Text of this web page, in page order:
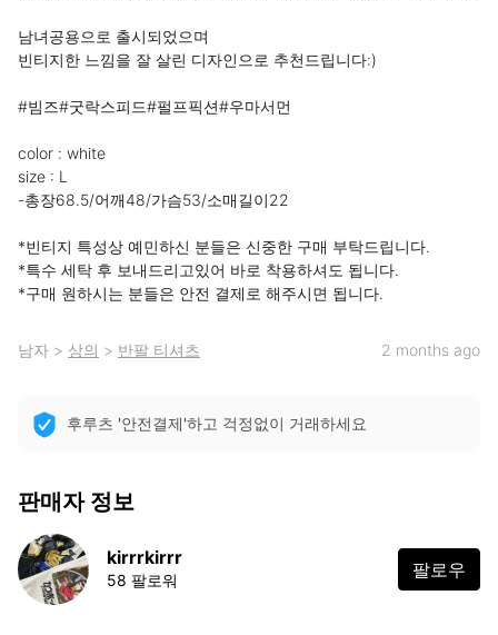
남녀공용으로 출시되었으며
빈티지한 느낌을 잘 살린 디자인으로 추천드립니다:)
#빔즈#굿락스피드#펄프픽션#우마서먼
color : white
size : L
-총장68.5/어깨48/가슴53/소매길이22
*빈티지 특성상 예민하신 분들은 신중한 구매 부탁드립니다.
*특수 세탁 후 보내드리고있어 바로 착용하셔도 됩니다.
*구매 원하시는 분들은 안전 결제로 해주시면 됩니다.
남자 > 상의 > 반팔 티셔츠 2 months ago
후루츠 '안전결제'하고 걱정없이 거래하세요
판매자 정보
kirrrkirrr
58 팔로워 팔로우